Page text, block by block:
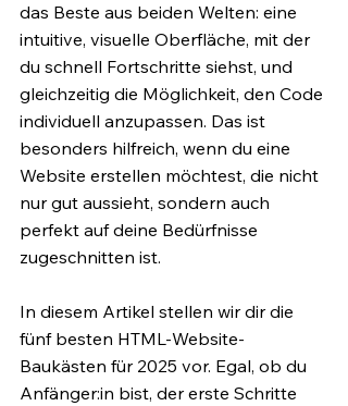
das Beste aus beiden Welten: eine
intuitive, visuelle Oberfläche, mit der
du schnell Fortschritte siehst, und
gleichzeitig die Möglichkeit, den Code
individuell anzupassen. Das ist
besonders hilfreich, wenn du eine
Website erstellen möchtest, die nicht
nur gut aussieht, sondern auch
perfekt auf deine Bedürfnisse
zugeschnitten ist.
In diesem Artikel stellen wir dir die
fünf besten HTML-Website-
Baukästen für 2025 vor. Egal, ob du
Anfänger:in bist, der erste Schritte